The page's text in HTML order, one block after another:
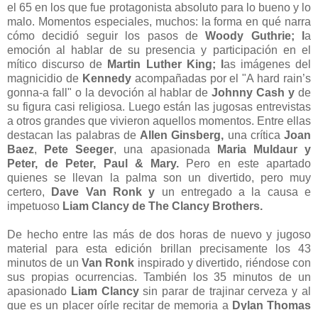
el 65 en los que fue protagonista absoluto para lo bueno y lo
malo. Momentos especiales, muchos: la forma en qué narra
cómo decidió seguir los pasos deWoody Guthrie; l a
emoción al hablar de su presencia y participación en el
mítico discurso de Martin Luther King; l as imágenes del
magnicidio de Kennedy acompañadas por el "A hard rain’s
gonna-a fall" o la devoción al hablar deJohnny Cash y de
su figura casi religiosa. Luego están las jugosas entrevistas
a otros grandes que vivieron aquellos momentos. Entre ellas
destacan las palabras de Allen Ginsberg, una crítica Joan
Baez, Pete Seeger, una apasionada
Maria Muldaur y
Peter, de Peter, Paul & Mary. Pero en este apartado
quienes se llevan la palma son un divertido, pero muy
certero,
Dave Van Ronk y un entregado a la causa e
impetuoso Liam Clancy de The Clancy Brothers.
De hecho entre las más de dos horas de nuevo y jugoso
material para esta edición brillan precisamente los 43
minutos de un Van Ronk inspirado y divertido, riéndose con
sus propias ocurrencias. También los 35 minutos de un
apasionado Liam Clancysin parar de trajinar cerveza y al
que es un placer oírle recitar de memoria a Dylan Thomas